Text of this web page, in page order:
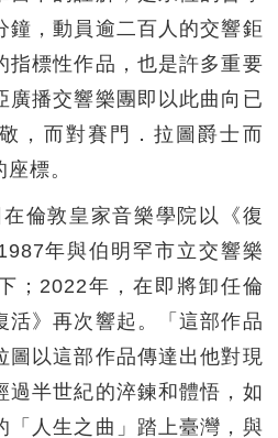
鐘，動員逾二百人的交響鉅
指標性作品，也是許多重要
廣播交響樂團即以此曲向已
，而對賽門．拉圖爵士而
標。
倫敦皇家音樂學院以《復
年與伯明罕市立交響樂
；2022年，在即將卸任倫
活》再次響起。「這部作品
圖以這部作品傳達出他對現
過半世紀的淬鍊和體悟，如
「人生之曲」踏上臺灣，與